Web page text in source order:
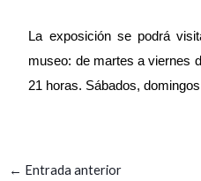
La exposición se podrá
museo: de martes a viernes
21 horas. Sábados,
← Entrada anterior